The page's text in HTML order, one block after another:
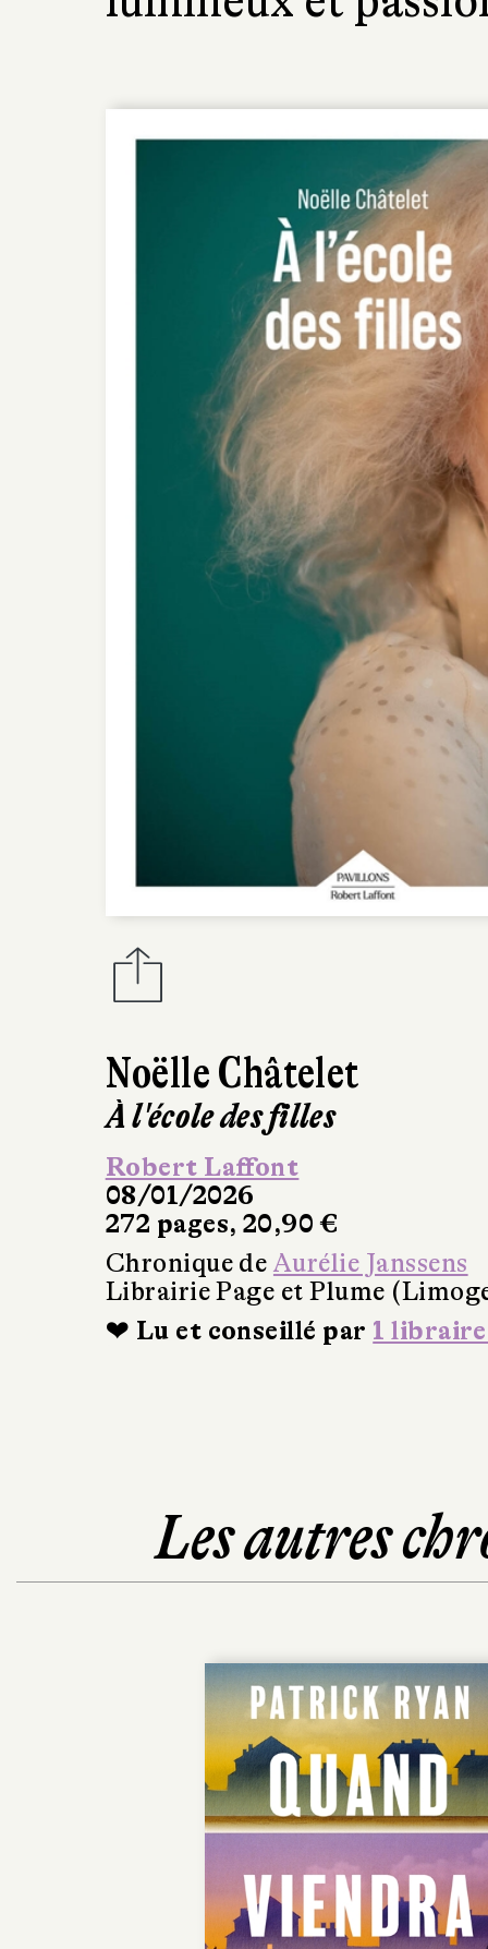
Noëlle Châtelet
À l'école des filles
Robert Laffont
08/01/2026
272 pages, 20,90 €
Chronique de Aurélie Janssens
Librairie Page et Plume
❤ Lu et conseillé par 1
Les autres